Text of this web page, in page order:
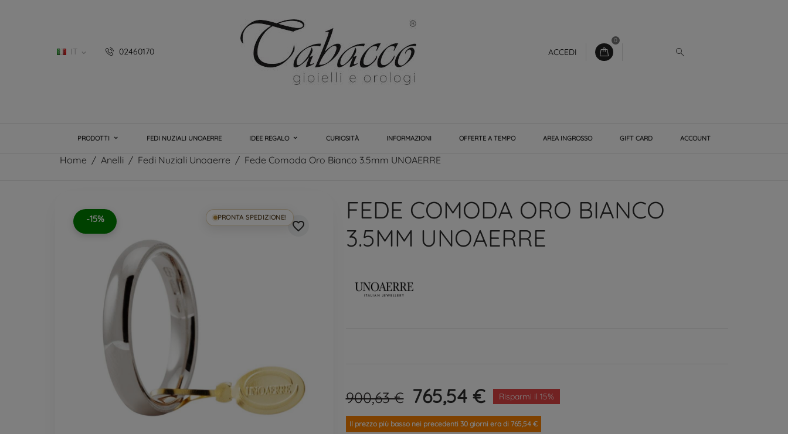
IT  02460170 ACCEDI
0
PRODOTTI FEDI NUZIALI UNOAERRE IDEE REGALO CURIOSITÀ INFORMAZIONI OFFERTE A TEMPO AREA INGROSSO GIFT CARD ACCOUNT
Home Anelli Fedi Nuziali Unoaerre Fede Comoda Oro Bianco 3.5mm UNOAERRE
-15% PRONTA SPEDIZIONE!
favorite_border
FEDE COMODA ORO BIANCO
3.5MM UNOAERRE
900,63 € 765,54 € Risparmi il 15%
Il prezzo più basso nei precedenti 30 giorni era di 765,54 €